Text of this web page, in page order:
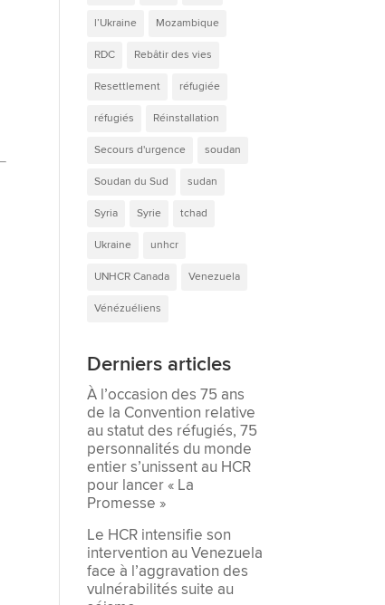
l’Ukraine Mozambique
RDC Rebâtir des vies
Resettlement réfugiée
réfugiés Réinstallation
Secours d'urgence soudan
Soudan du Sud sudan
Syria Syrie tchad
Ukraine unhcr
UNHCR Canada Venezuela
Vénézuéliens
Derniers articles
À l’occasion des 75 ans
de la Convention relative
au statut des réfugiés, 75
personnalités du monde
entier s’unissent au HCR
pour lancer « La
Promesse »
Le HCR intensifie son
intervention au Venezuela
face à l’aggravation des
vulnérabilités suite au